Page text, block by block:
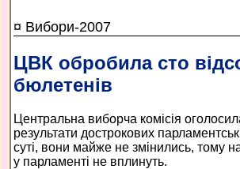
¤ Вибори-2007
ЦВК обробила сто
бюлетенів
Центральна виборча комісія
результати дострокових
суті, вони майже не змінились, тому
у парламенті не вплинуть.